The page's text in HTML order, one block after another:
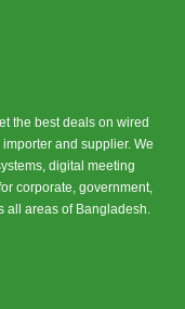
the best deals on wired
and supplier. We
digital meeting
corporate, government,
all areas of Bangladesh.